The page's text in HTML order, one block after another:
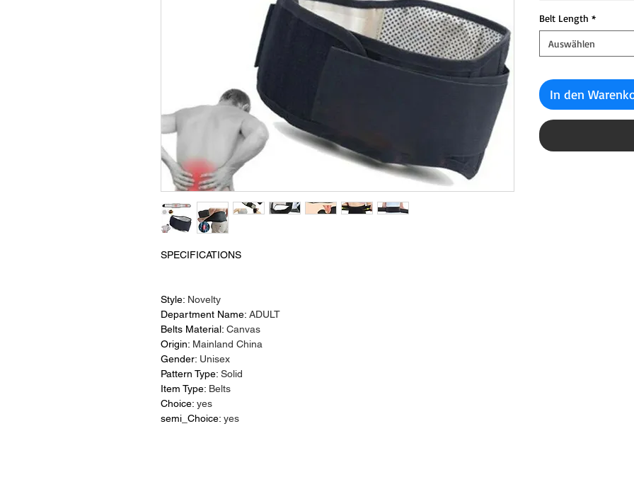
SPECIFICATIONS
Style: Novelty
Department Name: ADULT
Belts Material: Canvas
Origin: Mainland China
Gender: Unisex
Pattern Type: Solid
Item Type: Belts
Choice: yes
semi_Choice: yes
Belt Length *
Auswählen
In den